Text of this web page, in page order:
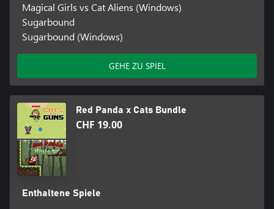
Magical Girls vs Cat Aliens (Windows)
Sugarbound
Sugarbound (Windows)
GEHE ZU SPIEL
Red Panda x Cats Bundle
CHF 19.00
Enthaltene Spiele